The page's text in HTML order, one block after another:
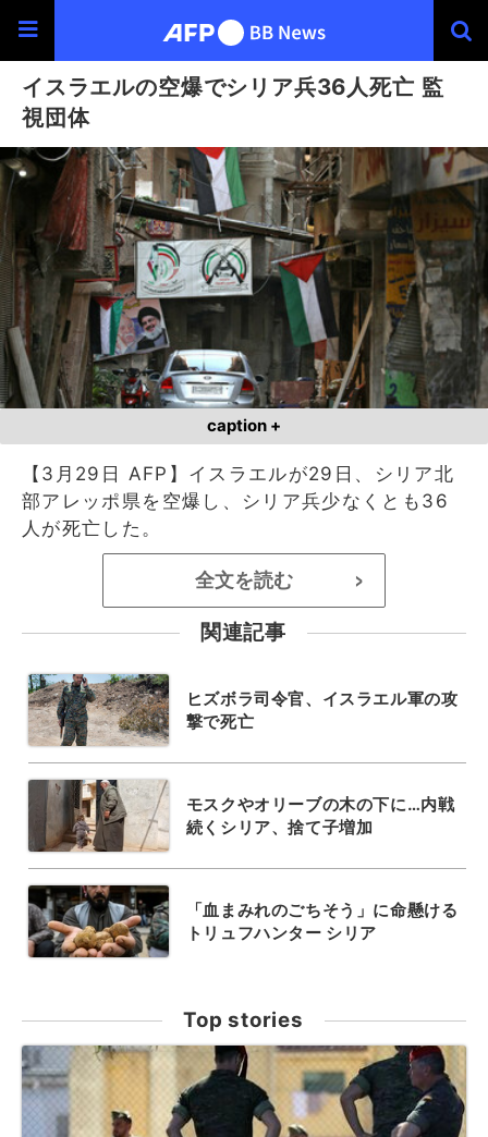
イスラエルの空爆でシリア兵36人死亡 監
視団体
caption +
【3月29日 AFP】イスラエルが29日、シリア北
部アレッポ県を空爆し、シリア兵少なくとも36
人が死亡した。
全文を読む >
関連記事
ヒズボラ司令官、イスラエル軍の攻
撃で死亡
モスクやオリーブの木の下に…内戦
続くシリア、捨て子増加
「血まみれのごちそう」に命懸ける
トリュフハンター シリア
Top stories